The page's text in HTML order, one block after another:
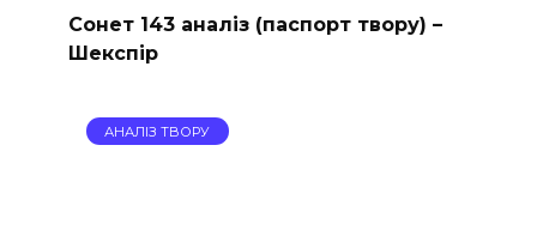
Сонет 143 аналіз (паспорт твору) –
Шекспір
АНАЛІЗ ТВОРУ